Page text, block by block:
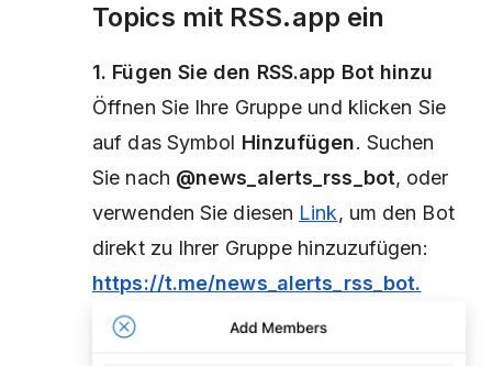
Topics mit RSS.app ein
1. Fügen Sie den RSS.app Bot hinzu
Öffnen Sie Ihre Gruppe und klicken Sie
auf das Symbol Hinzufügen. Suchen
Sie nach @news_alerts_rss_bot, oder
verwenden Sie diesen Link, um den Bot
direkt zu Ihrer Gruppe hinzuzufügen:
https://t.me/news_alerts_rss_bot.